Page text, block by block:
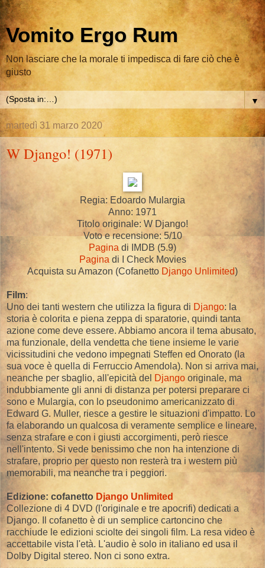
Vomito Ergo Rum
Non lasciare che la morale ti impedisca di fare ciò che è
giusto
▼
martedì 31 marzo 2020
W Django! (1971)
Regia: Edoardo Mulargia
Anno: 1971
Titolo originale: W Django!
Voto e recensione: 5/10
Pagina di IMDB (5.9)
Pagina di I Check Movies
Acquista su Amazon (Cofanetto Django Unlimited)
Film:
Uno dei tanti western che utilizza la figura di Django: la
storia è colorita e piena zeppa di sparatorie, quindi tanta
azione come deve essere. Abbiamo ancora il tema abusato,
ma funzionale, della vendetta che tiene insieme le varie
vicissitudini che vedono impegnati Steffen ed Onorato (la
sua voce è quella di Ferruccio Amendola). Non si arriva mai,
neanche per sbaglio, all'epicità del Django originale, ma
indubbiamente gli anni di distanza per potersi preparare ci
sono e Mulargia, con lo pseudonimo americanizzato di
Edward G. Muller, riesce a gestire le situazioni d'impatto. Lo
fa elaborando un qualcosa di veramente semplice e lineare,
senza strafare e con i giusti accorgimenti, però riesce
nell'intento. Si vede benissimo che non ha intenzione di
strafare, proprio per questo non resterà tra i western più
memorabili, ma neanche tra i peggiori.
Edizione: cofanetto Django Unlimited
Collezione di 4 DVD (l'originale e tre apocrifi) dedicati a
Django. Il cofanetto è di un semplice cartoncino che
racchiude le edizioni sciolte dei singoli film. La resa video è
accettabile vista l'età. L'audio è solo in italiano ed usa il
Dolby Digital stereo. Non ci sono extra.